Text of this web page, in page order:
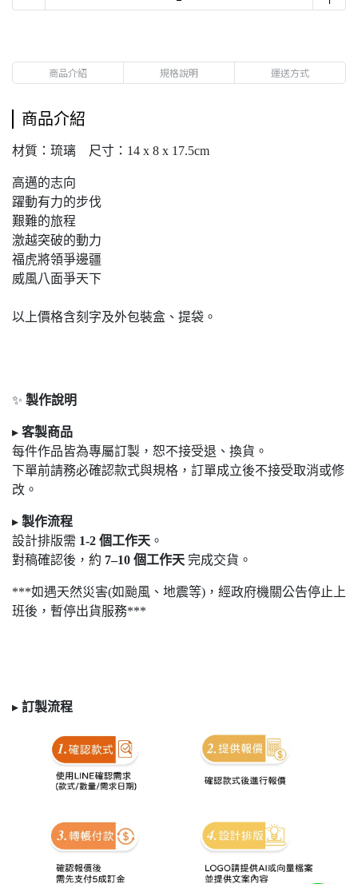
商品介紹 規格說明 運送方式
商品介紹
材質：琉璃 尺寸：14 x 8 x 17.5cm
高邁的志向
躍動有力的步伐
艱難的旅程
激越突破的動力
福虎將領爭邊疆
威風八面爭天下
以上價格含刻字及外包裝盒、提袋。
✨ 製作說明
▸ 客製商品
每件作品皆為專屬訂製，恕不接受退 、換貨。
下單前請務必確認款式與規格，訂單成立後不接受取消或修
改。
▸ 製作流程
設計排版需 1-2 個工作天 。
對稿確認後，約 7–10 個工作天 完成交貨。
***如遇天然災害(如颱風、地震等)，經政府機關公告停止上
班後，暫停出貨服務***
▸ 訂製流程